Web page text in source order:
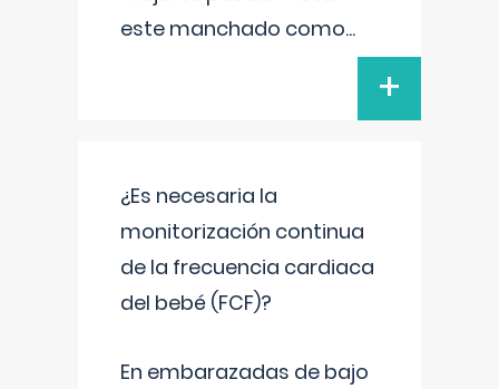
este manchado como...
+
¿Es necesaria la
monitorización continua
de la frecuencia cardiaca
del bebé (FCF)?
En embarazadas de bajo